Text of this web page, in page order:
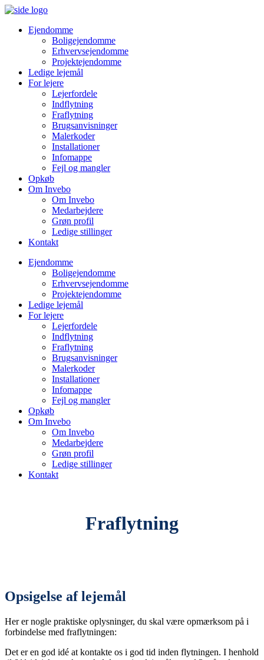
Ejendomme
Boligejendomme
Erhvervsejendomme
Projektejendomme
Ledige lejemål
For lejere
Lejerfordele
Indflytning
Fraflytning
Brugsanvisninger
Malerkoder
Installationer
Infomappe
Fejl og mangler
Opkøb
Om Invebo
Om Invebo
Medarbejdere
Grøn profil
Ledige stillinger
Kontakt
Ejendomme
Boligejendomme
Erhvervsejendomme
Projektejendomme
Ledige lejemål
For lejere
Lejerfordele
Indflytning
Fraflytning
Brugsanvisninger
Malerkoder
Installationer
Infomappe
Fejl og mangler
Opkøb
Om Invebo
Om Invebo
Medarbejdere
Grøn profil
Ledige stillinger
Kontakt
Fraflytning
Opsigelse af lejemål
Her er nogle praktiske oplysninger, du skal være opmærksom på i
forbindelse med fraflytningen:
Det er en god idé at kontakte os i god tid inden flytningen. I henhold